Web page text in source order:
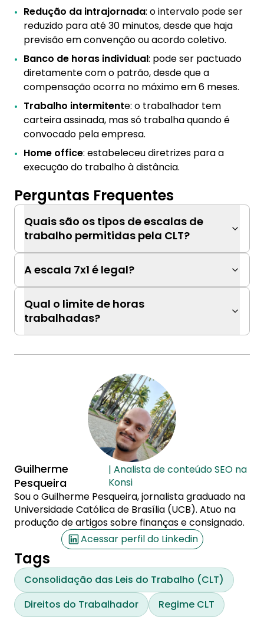
Redução da intrajornada: o intervalo pode ser
reduzido para até 30 minutos, desde que haja
previsão em convenção ou acordo coletivo.
Banco de horas individual: pode ser pactuado
diretamente com o patrão, desde que a
compensação ocorra no máximo em 6 meses.
Trabalho intermitente: o trabalhador tem
carteira assinada, mas só trabalha quando é
convocado pela empresa.
Home office: estabeleceu diretrizes para a
execução do trabalho à distância.
Perguntas Frequentes
Quais são os tipos de escalas de
trabalho permitidas pela CLT?
A escala 7x1 é legal?
Qual o limite de horas
trabalhadas?
Guilherme
Pesqueira
| Analista de conteúdo SEO na
Konsi
Sou o Guilherme Pesqueira, jornalista graduado na
Universidade Católica de Brasília (UCB). Atuo na
produção de artigos sobre finanças e consignado.
Acessar perfil do Linkedin
Tags
Consolidação das Leis do Trabalho (CLT)
Direitos do Trabalhador
Regime CLT